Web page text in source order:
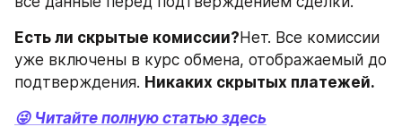
Есть ли скрытые комиссии? Нет. Все комиссии
уже включены в курс обмена, отображаемый до
подтверждения. Никаких скрытых платежей.
😜 Читайте полную статью здесь